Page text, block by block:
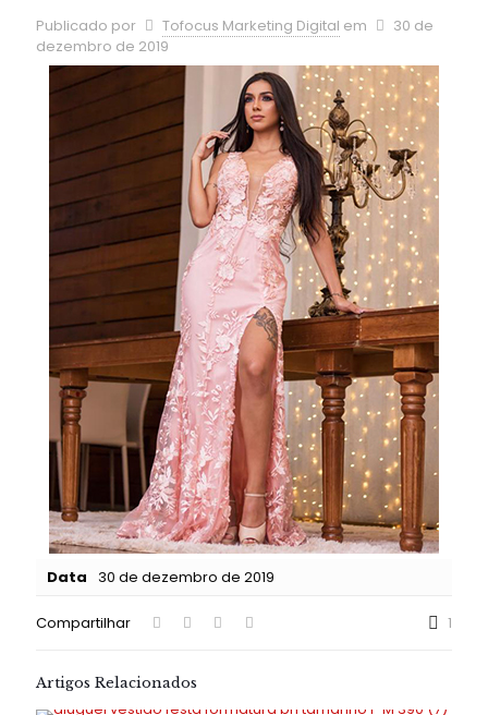
Publicado por Tofocus Marketing Digital em
30 de
dezembro de 2019
Data 30 de dezembro de 2019
Compartilhar 1
Artigos Relacionados